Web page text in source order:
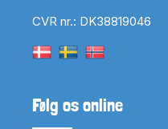
CVR nr.: DK38819046
Følg os online